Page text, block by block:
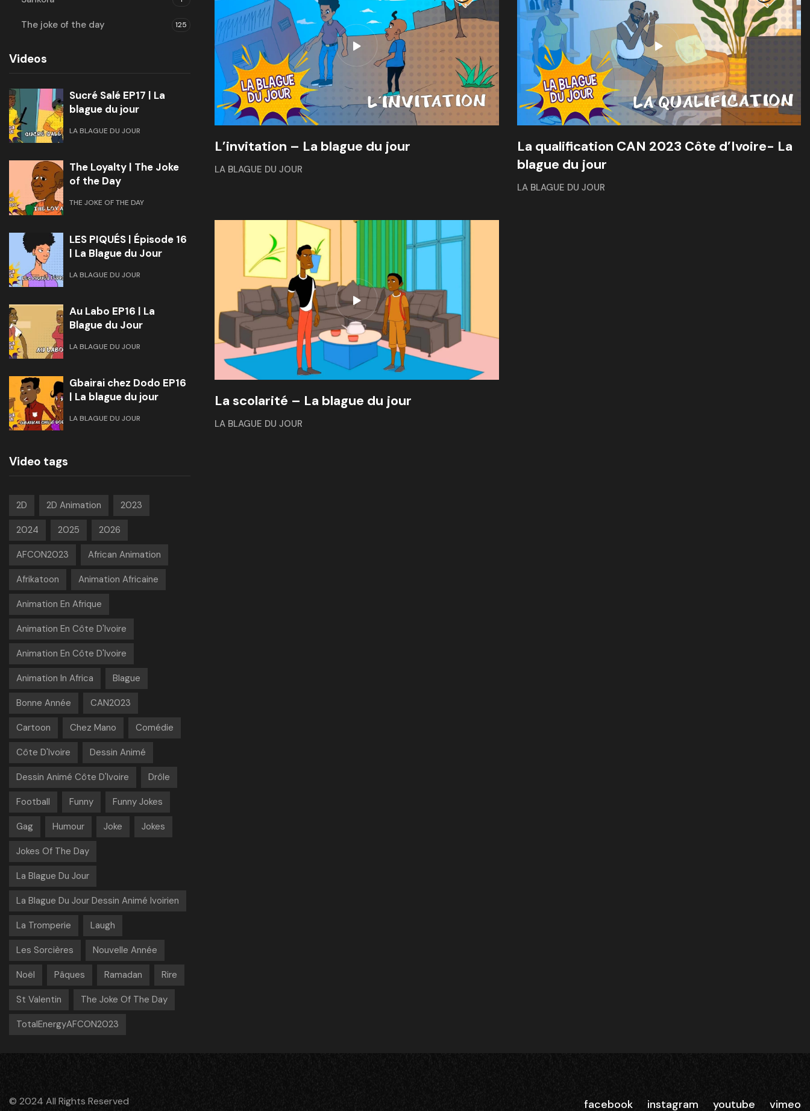
L’invitation – La blague du jour
LA BLAGUE DU JOUR
La qualification CAN 2023 Côte d’Ivoire- La
blague du jour
LA BLAGUE DU JOUR
La scolarité – La blague du jour
LA BLAGUE DU JOUR
The joke of the day 125
Videos
Sucré Salé EP17 | La
blague du jour
LA BLAGUE DU JOUR
The Loyalty | The Joke
of the Day
THE JOKE OF THE DAY
LES PIQUÉS | Épisode 16
| La Blague du Jour
LA BLAGUE DU JOUR
Au Labo EP16 | La
Blague du Jour
LA BLAGUE DU JOUR
Gbairai chez Dodo EP16
| La blague du jour
LA BLAGUE DU JOUR
Video tags
2D 2D Animation 2023
2024 2025 2026
AFCON2023 African Animation
Afrikatoon Animation Africaine
Animation En Afrique
Animation En Côte D'Ivoire
Animation En Côte D'Ivoire
Animation In Africa Blague
Bonne Année CAN2023
Cartoon Chez Mano Comédie
Côte D'Ivoire Dessin Animé
Dessin Animé Côte D'Ivoire Drôle
Football Funny Funny Jokes
Gag Humour Joke Jokes
Jokes Of The Day
La Blague Du Jour
La Blague Du Jour Dessin Animé Ivoirien
La Tromperie Laugh
Les Sorcières Nouvelle Année
Noël Pâques Ramadan Rire
St Valentin The Joke Of The Day
TotalEnergyAFCON2023
© 2024 All Rights Reserved facebook instagram youtube vimeo